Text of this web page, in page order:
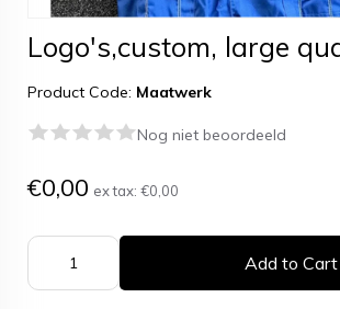
Logo's,custom, large
Product Code: Maatwerk
Nog niet beoordeeld
€0,00 ex tax: €0,00
Add to Cart